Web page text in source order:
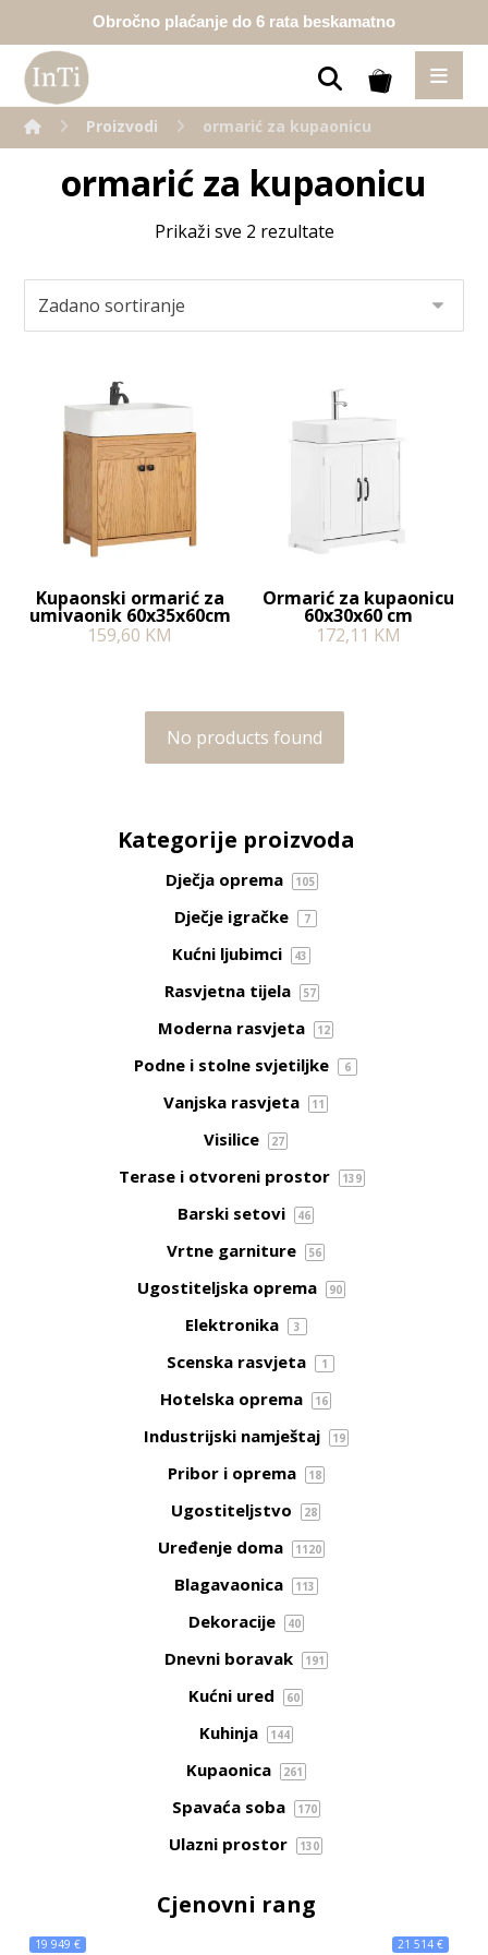
Obročno plaćanje do 6 rata beskamatno
Proizvodi ormarić za kupaonicu
ormarić za kupaonicu
Prikaži sve 2 rezultate
Kupaonski ormarić za
umivaonik 60x35x60cm
159,60 KM
Ormarić za kupaonicu
60x30x60 cm
172,11 KM
No products found
Kategorije proizvoda
Dječja oprema 105
Dječje igračke 7
Kućni ljubimci 43
Rasvjetna tijela 57
Moderna rasvjeta 12
Podne i stolne svjetiljke 6
Vanjska rasvjeta 11
Visilice 27
Terase i otvoreni prostor 139
Barski setovi 46
Vrtne garniture 56
Ugostiteljska oprema 90
Elektronika 3
Scenska rasvjeta 1
Hotelska oprema 16
Industrijski namještaj 19
Pribor i oprema 18
Ugostiteljstvo 28
Uređenje doma 1120
Blagavaonica 113
Dekoracije 40
Dnevni boravak 191
Kućni ured 60
Kuhinja 144
Kupaonica 261
Spavaća soba 170
Ulazni prostor 130
Cjenovni rang
19 949 € 21 514 €